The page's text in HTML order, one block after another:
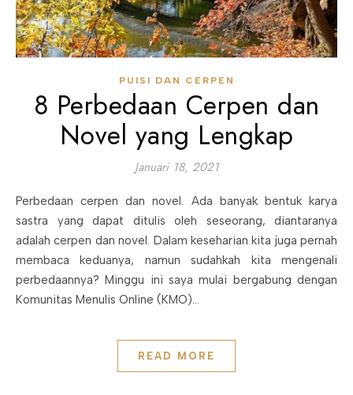
PUISI DAN CERPEN
8 Perbedaan Cerpen dan
Novel yang Lengkap
Januari 18, 2021
Perbedaan cerpen dan novel. Ada banyak bentuk karya
sastra yang dapat ditulis oleh seseorang, diantaranya
adalah cerpen dan novel. Dalam keseharian kita juga pernah
membaca keduanya, namun sudahkah kita mengenali
perbedaannya? Minggu ini saya mulai bergabung dengan
Komunitas Menulis Online (KMO)…
READ MORE